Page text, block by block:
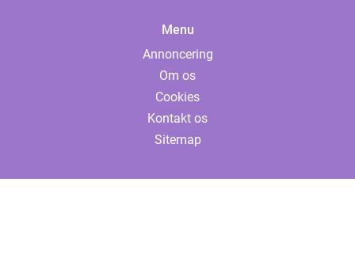
Menu
Annoncering
Om os
Cookies
Kontakt os
Sitemap